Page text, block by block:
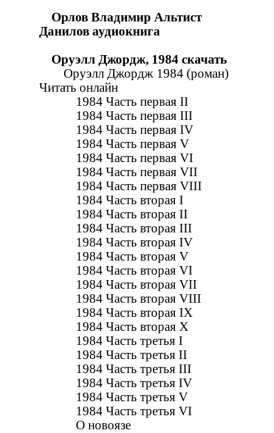
Орлов Владимир Альтист
Данилов аудиокнига
Оруэлл Джордж, 1984 скачать
Оруэлл Джордж 1984 (роман)
Читать онлайн
1984 Часть первая II
1984 Часть первая III
1984 Часть первая IV
1984 Часть первая V
1984 Часть первая VI
1984 Часть первая VII
1984 Часть первая VIII
1984 Часть вторая I
1984 Часть вторая II
1984 Часть вторая III
1984 Часть вторая IV
1984 Часть вторая V
1984 Часть вторая VI
1984 Часть вторая VII
1984 Часть вторая VIII
1984 Часть вторая IX
1984 Часть вторая X
1984 Часть третья I
1984 Часть третья II
1984 Часть третья III
1984 Часть третья IV
1984 Часть третья V
1984 Часть третья VI
О новоязе